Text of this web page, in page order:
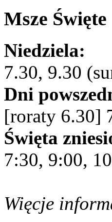
Msze Święte
Niedziela:
7.30, 9.30
Dni
[roraty 6.30]
Święta
7:30, 9:00,
Więcje